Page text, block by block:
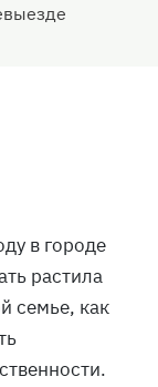
в городе
растила
семье, как